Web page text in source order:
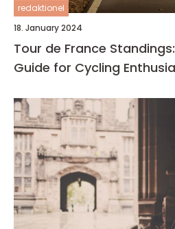
redaktionel
18. January 2024
Tour de France
Guide for Cycling